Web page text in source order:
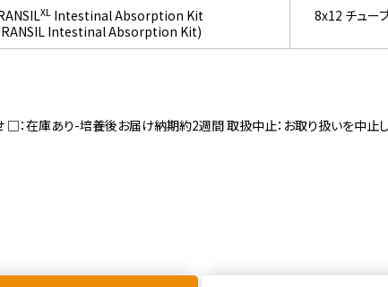
XL Intestinal Absorption Kit
Intestinal Absorption Kit)
8x12 チュー
在庫あり-培養後お届け納期約2週間 取扱中止：お取り扱いを中止し